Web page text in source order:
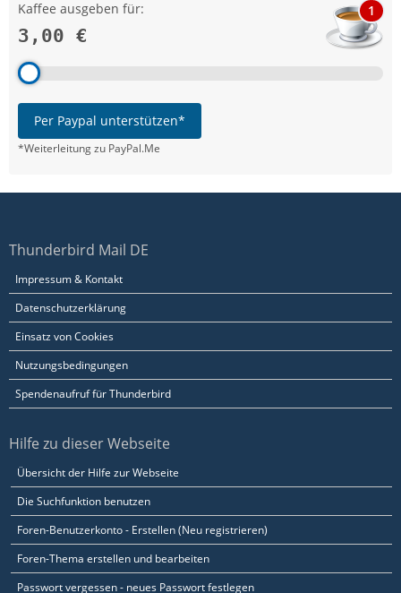
Kaffee ausgeben für:
3,00 €
1
Per Paypal unterstützen*
*Weiterleitung zu PayPal.Me
Thunderbird Mail DE
Impressum & Kontakt
Datenschutzerklärung
Einsatz von Cookies
Nutzungsbedingungen
Spendenaufruf für Thunderbird
Hilfe zu dieser Webseite
Übersicht der Hilfe zur Webseite
Die Suchfunktion benutzen
Foren-Benutzerkonto - Erstellen (Neu registrieren)
Foren-Thema erstellen und bearbeiten
Passwort vergessen - neues Passwort festlegen